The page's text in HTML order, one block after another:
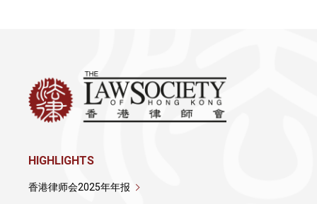
HIGHLIGHTS
香港律师会2025年年报